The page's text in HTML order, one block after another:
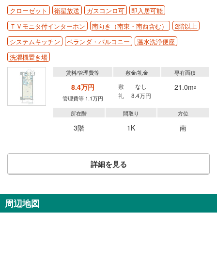
クローゼット
衛星放送 ガスコンロ可
即入居可能
ＴＶモニタ付インターホン
南向き（南東・南西含む）
2階以上
システムキッチン
ベランダ・バルコニー
温水洗浄便座
洗濯機置き場
賃料/管理費等
8.4万円
管理費等 1.1万円
敷金/礼金
敷
なし
礼
8.4万円
専有面積
21.0m2
所在階
3階
間取り
1K
方位
南
詳細を見る
周辺地図